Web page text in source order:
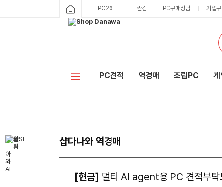
PC26 싼컴 PC구매상담 기업
PC견적 역경매 조립PC 게
샵다나와 역경매
[현금] 멀티 AI agent용 PC 견적부탁